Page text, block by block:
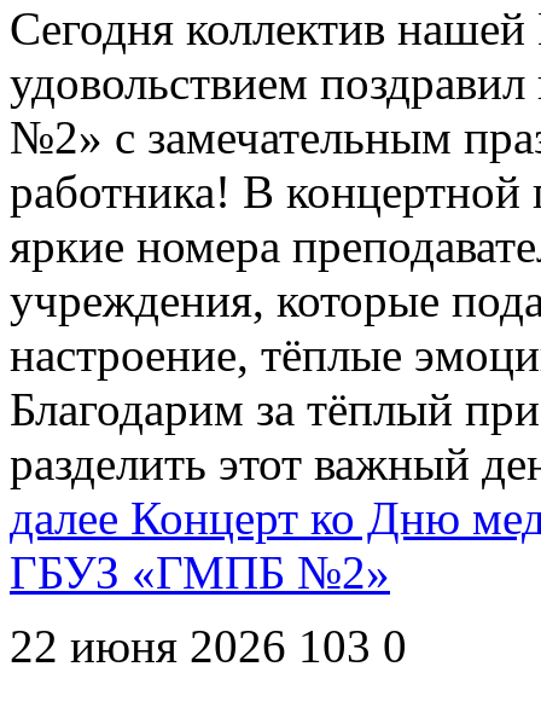
Сегодня коллектив
удовольствием
№2» с замечательным
работника! В
яркие номера
учреждения, которые
настроение, тёплые
Благодарим за тёплый
разделить этот важный
далее Концерт ко Дню
ГБУЗ «ГМПБ №2»
22 июня 2026 103 0